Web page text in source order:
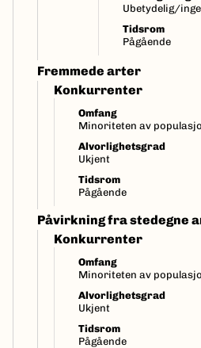
Ubetydelig/
Tidsrom
Pågående
Fremmede arter
Konkurrenter
Omfang
Minoriteten av
Alvorlighetsgrad
Ukjent
Tidsrom
Pågående
Påvirkning fra stedegne
Konkurrenter
Omfang
Minoriteten av
Alvorlighetsgrad
Ukjent
Tidsrom
Pågående